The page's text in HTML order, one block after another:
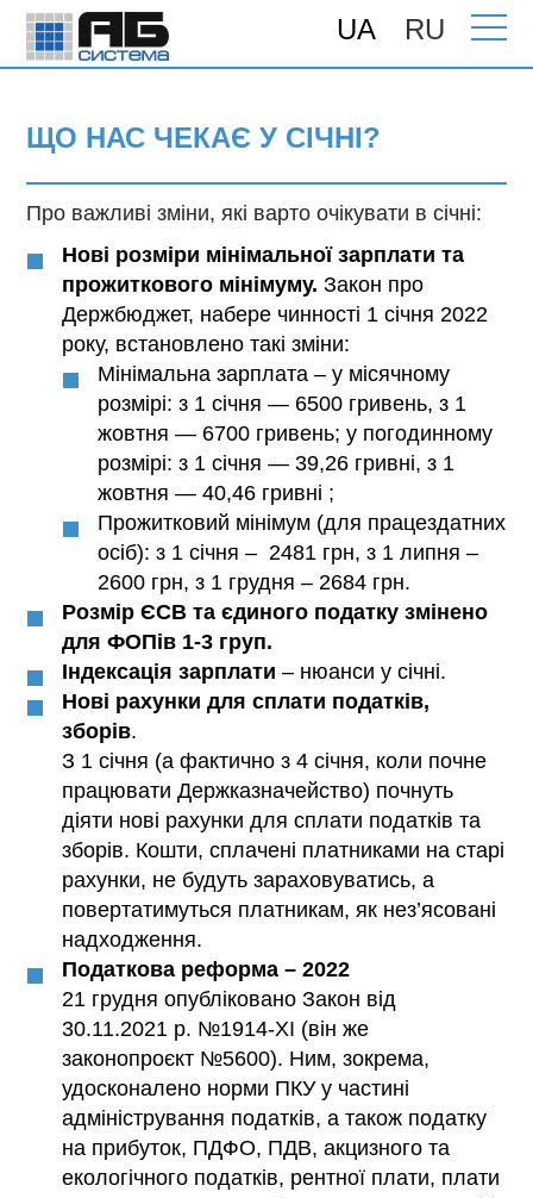
UA RU
Головна>Новини> Що нас чекає у січні?
ЩО НАС ЧЕКАЄ У СІЧНІ?
Про важливі зміни, які варто очікувати в січні:
Нові розміри мінімальної зарплати та
прожиткового мінімуму. Закон про
Держбюджет, набере чинності 1 січня 2022
року, встановлено такі зміни:
Мінімальна зарплата – у місячному
розмірі: з 1 січня — 6500 гривень, з 1
жовтня — 6700 гривень; у погодинному
розмірі: з 1 січня — 39,26 гривні, з 1
жовтня — 40,46 гривні ;
Прожитковий мінімум (для працездатних
осіб): з 1 січня – 2481 грн, з 1 липня –
2600 грн, з 1 грудня – 2684 грн.
Розмір ЄСВ та єдиного податку змінено
для ФОПів 1-3 груп.
Індексація зарплати – нюанси у січні.
Нові рахунки для сплати податків,
зборів.
З 1 січня (а фактично з 4 січня, коли почне
працювати Держказначейство) почнуть
діяти нові рахунки для сплати податків та
зборів. Кошти, сплачені платниками на старі
рахунки, не будуть зараховуватись, а
повертатимуться платникам, як нез’ясовані
надходження.
Податкова реформа – 2022
21 грудня опубліковано Закон від
30.11.2021 р. №1914-XI (він же
законопроєкт №5600). Ним, зокрема,
удосконалено норми ПКУ у частині
адміністрування податків, а також податку
на прибуток, ПДФО, ПДВ, акцизного та
екологічного податків, рентної плати, плати